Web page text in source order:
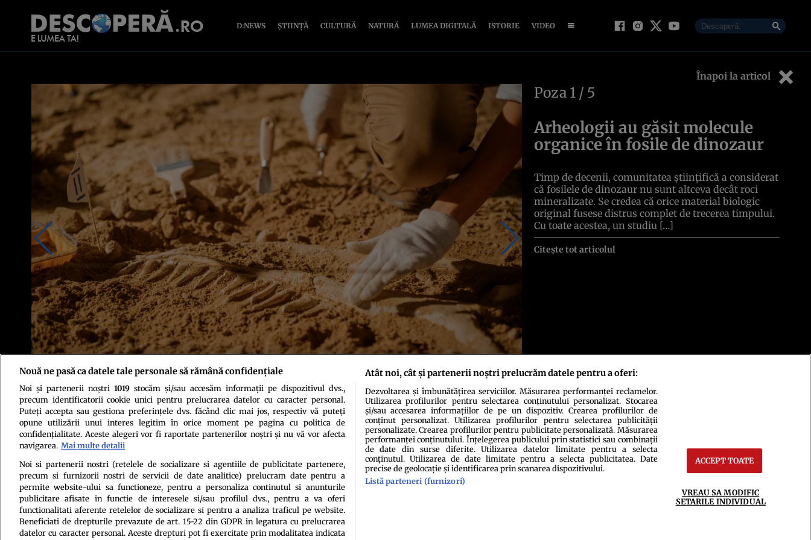
D:NEWS ȘTIINȚĂ CULTURĂ NATURĂ LUMEA DIGITALĂ ISTORIE VIDEO
Înapoi la articol
Foto: Shutterstock
Poza 1 / 5
Arheologii au găsit molecule
organice în fosile de dinozaur
Timp de decenii, comunitatea științifică a considerat
că fosilele de dinozaur nu sunt altceva decât roci
mineralizate. Se credea că orice material biologic
original fusese distrus complet de trecerea timpului.
Cu toate acestea, un studiu […]
Citește tot articolul
Politica de confidenţialitatePolitica de cookiesTermeni şi condiţii Echipa redacțională ContactSetări Cookies
Nouă ne pasă ca datele tale personale să rămână confidențiale
Noi și partenerii noștri 1019stocăm și/sau accesăm informații pe dispozitivul dvs.,
precum identificatorii cookie unici pentru prelucrarea datelor cu caracter personal.
Puteți accepta sau gestiona preferințele dvs. făcând clic mai jos, respectiv vă puteți
opune utilizării unui interes legitim în orice moment pe pagina cu politica de
confidențialitate. Aceste alegeri vor fi raportate partenerilor noștri și nu vă vor afecta
navigarea. Mai multe detalii
Noi si partenerii nostri (retelele de socializare si agentiile de publicitate partenere,
precum si furnizorii nostri de servicii de date analitice) prelucram date pentru a
permite website-ului sa functioneze, pentru a personaliza continutul si anunturile
publicitare afisate in functie de interesele si/sau profilul dvs., pentru a va oferi
functionalitati aferente retelelor de socializare si pentru a analiza traficul pe website.
Beneficiati de drepturile prevazute de art. 15-22 din GDPR in legatura cu prelucrarea
datelor cu caracter personal. Aceste drepturi pot fi exercitate prin modalitatea indicata
Atât noi, cât și partenerii noștri prelucrăm datele pentru a oferi:
Dezvoltarea și îmbunătățirea serviciilor. Măsurarea performanței reclamelor.
Utilizarea profilurilor pentru selectarea conținutului personalizat. Stocarea
și/sau accesarea informațiilor de pe un dispozitiv. Crearea profilurilor de
conținut personalizat. Utilizarea profilurilor pentru selectarea publicității
personalizate. Crearea profilurilor pentru publicitate personalizată. Măsurarea
performanței conținutului. Înțelegerea publicului prin statistici sau combinații
de date din surse diferite. Utilizarea datelor limitate pentru a selecta
conținutul. Utilizarea de date limitate pentru a selecta publicitatea. Date
precise de geolocație și identificarea prin scanarea dispozitivului.
Listă parteneri (furnizori)
ACCEPT TOATE
VREAU SA MODIFIC
SETARILE INDIVIDUAL